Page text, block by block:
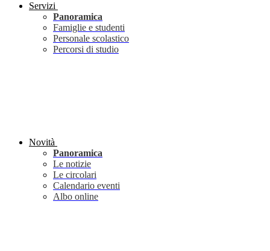
Servizi
Panoramica
Famiglie e studenti
Personale scolastico
Percorsi di studio
Novità
Panoramica
Le notizie
Le circolari
Calendario eventi
Albo online